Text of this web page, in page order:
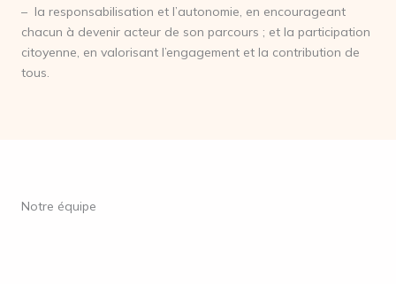
– la responsabilisation et l’autonomie, en encourageant
chacun à devenir acteur de son parcours ; et la participation
citoyenne, en valorisant l’engagement et la contribution de
tous.
Notre équipe